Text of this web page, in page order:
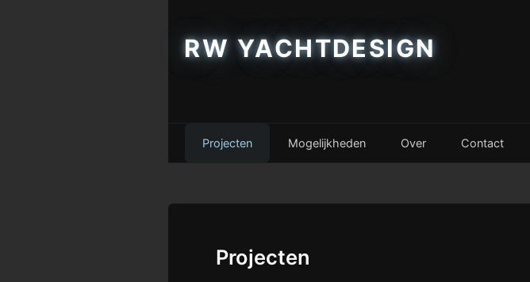
RW YACHTDESIGN
Projecten Mogelijkheden Over Contact
Projecten